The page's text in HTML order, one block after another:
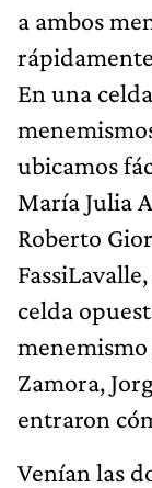
a ambos
En una
ubicamos
María Julia
Roberto
celda
Zamora,
entraron
Venían las